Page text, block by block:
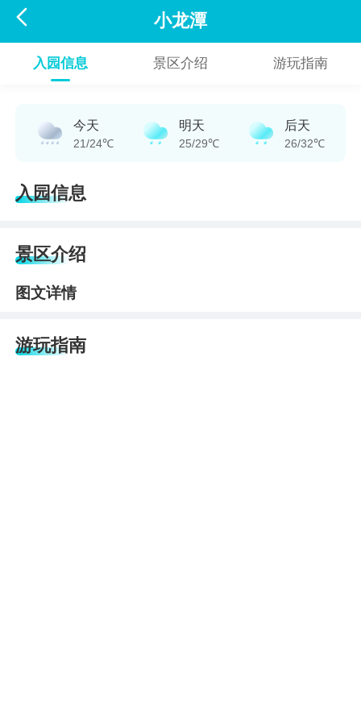
 小龙潭
入园信息 景区介绍 游玩指南
今天
21/24℃
明天
25/29℃
后天
26/32℃
入园信息
景区介绍
图文详情
游玩指南